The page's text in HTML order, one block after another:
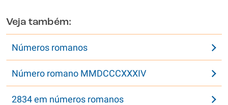
Veja também:
Números romanos
Número romano MMDCCCXXXIV
2834 em números romanos